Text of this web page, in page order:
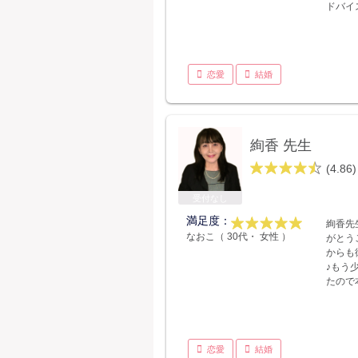
ドバ
恋愛 結婚
絢香 先生
(4.86)
満足度：
なおこ（ 30代・ 女性 ）
絢香先
がとう
からも
♪もう
たので
恋愛 結婚